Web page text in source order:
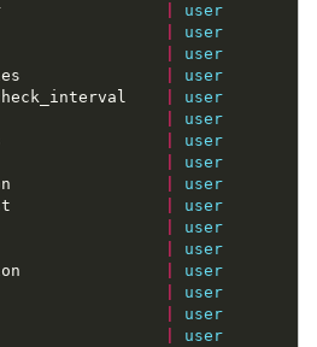
user
user
user
user
user
user
user
user
user
user
user
user
user
user
user
user